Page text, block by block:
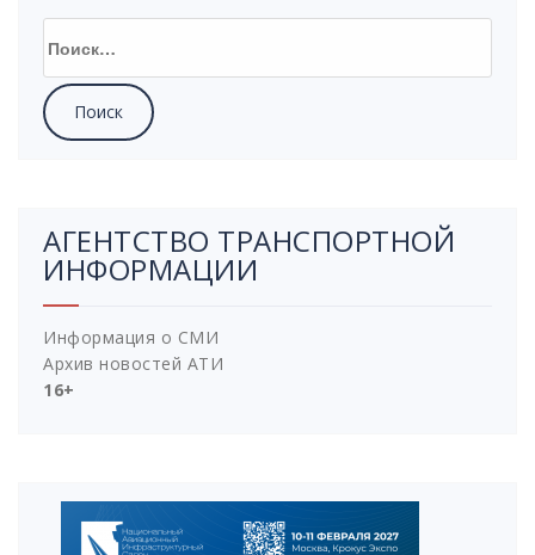
АГЕНТСТВО ТРАНСПОРТНОЙ
ИНФОРМАЦИИ
Информация о СМИ
Архив новостей АТИ
16+